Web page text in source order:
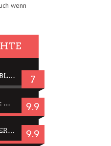
wenn
JBL TUNE 720BT: OVER EAR BLUETOOTH KOPFHÖRER UM DIE 50,-€ IM DAUER-TEST 7
WEGEN DES ERFOLGES – MJ: MICHAEL JACKSON MUSICAL IN EINER MATINEE SEHEN 9.9
JELLYFISH HAMBURG: DAS ERFOLGREICHE SOMMER-MENÜ 2025 IN GEFÜHLEN UND BILDERN 9.9